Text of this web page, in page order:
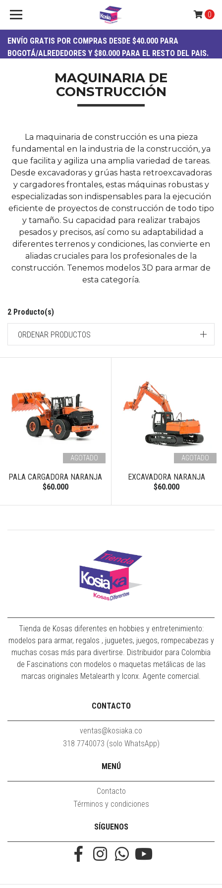
ENVÍO GRATIS POR COMPRAS DESDE $40.000 PARA
BOGOTÁ/ALREDEDORES Y $80.000 PARA EL RESTO DEL PAIS.
0
MAQUINARIA DE
CONSTRUCCIÓN
La maquinaria de construcción es una pieza
fundamental en la industria de la construcción, ya
que facilita y agiliza una amplia variedad de tareas.
Desde excavadoras y grúas hasta retroexcavadoras
y cargadores frontales, estas máquinas robustas y
especializadas son indispensables para la ejecución
eficiente de proyectos de construcción de todo tipo
y tamaño. Su capacidad para realizar trabajos
pesados y precisos, así como su adaptabilidad a
diferentes terrenos y condiciones, las convierte en
aliadas cruciales para los profesionales de la
construcción. Tenemos modelos 3D para armar de
esta categoría.
2 Producto(s)
ORDENAR PRODUCTOS
AGOTADO
PALA CARGADORA NARANJA
$60.000
AGOTADO
EXCAVADORA NARANJA
$60.000
Tienda de Kosas diferentes en hobbies y entretenimiento:
modelos para armar, regalos , juguetes, juegos, rompecabezas y
muchas cosas más para divertirse. Distribuidor para Colombia
de Fascinations con modelos o maquetas metálicas de las
marcas originales Metalearth y Iconx. Agente comercial.
CONTACTO
ventas@kosiaka.co
318 7740073 (solo WhatsApp)
MENÚ
Contacto
Términos y condiciones
SÍGUENOS